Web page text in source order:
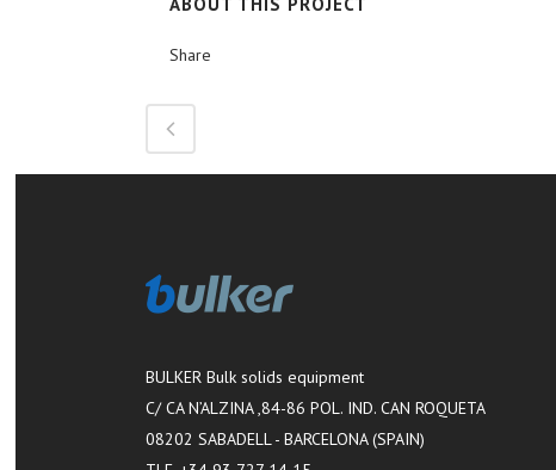
Share
BULKER Bulk solids equipment
C/ CA N’ALZINA ,84-86 POL. IND. CAN ROQUETA
08202 SABADELL - BARCELONA (SPAIN)